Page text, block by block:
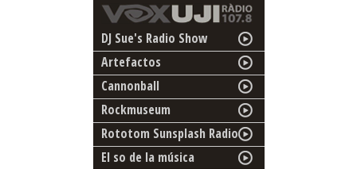
DJ Sue's Radio Show
Artefactos
Cannonball
Rockmuseum
Rototom Sunsplash Radio
El so de la música